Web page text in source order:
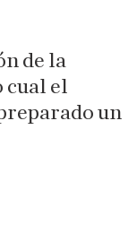
de la
cual el
un